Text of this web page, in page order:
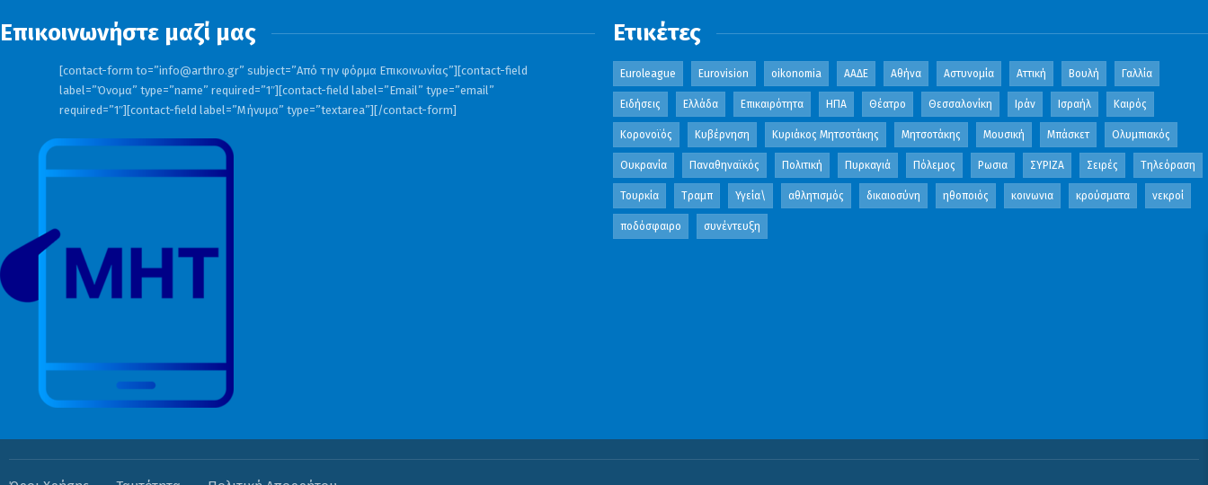
Επικοινωνήστε μαζί μας
[contact-form to=”info@arthro.gr” subject=”Από την φόρμα Επικοινωνίας”][contact-field
label=”Όνομα” type=”name” required=”1″][contact-field label=”Email” type=”email”
required=”1″][contact-field label=”Μήνυμα” type=”textarea”][/contact-form]
Ετικέτες
Euroleague Eurovision oikonomia ΑΑΔΕ Αθήνα Αστυνομία Αττική Βουλή Γαλλία
Ειδήσεις Ελλάδα Επικαιρότητα ΗΠΑ Θέατρο Θεσσαλονίκη Ιράν Ισραήλ Καιρός
Κορονοϊός Κυβέρνηση Κυριάκος Μητσοτάκης Μητσοτάκης Μουσική Μπάσκετ Ολυμπιακός
Ουκρανία Παναθηναϊκός Πολιτική Πυρκαγιά Πόλεμος Ρωσια ΣΥΡΙΖΑ Σειρές Τηλεόραση
Τουρκία Τραμπ Υγεία\ αθλητισμός δικαιοσύνη ηθοποιός κοινωνια κρούσματα νεκροί
ποδόσφαιρο συνέντευξη